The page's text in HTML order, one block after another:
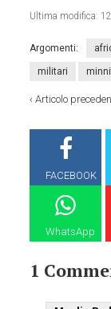
Ultima modifica:
Argomenti:
militari
‹Articolo
FACEBOOK
WhatsApp
1